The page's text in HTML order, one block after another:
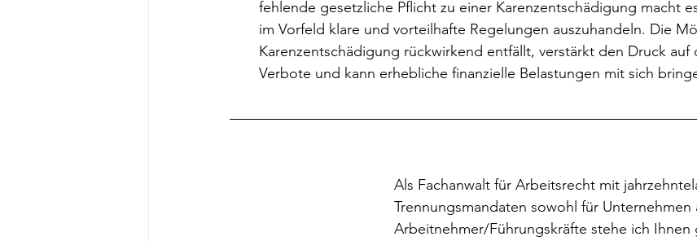
fehlende gesetzliche Pflicht zu einer Karenzentschädigung macht
im Vorfeld klare und vorteilhafte Regelungen auszuhandeln. Die
Karenzentschädigung rückwirkend entfällt, verstärkt den Druck auf
Verbote und kann erhebliche finanzielle Belastungen mit sich
Als Fachanwalt für Arbeitsrecht mit
Trennungsmandaten sowohl für Unternehmen
Arbeitnehmer/Führungskräfte stehe ich Ihnen